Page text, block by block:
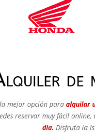
de
mejor opción para alquilar
reservar muy fácil
día. Disfruta la